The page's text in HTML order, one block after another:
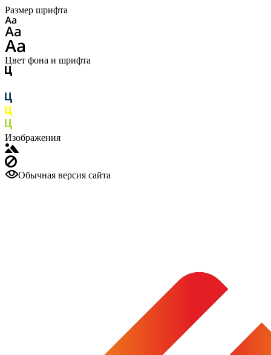
Размер шрифта
Цвет фона и шрифта
Изображения
Обычная версия сайта